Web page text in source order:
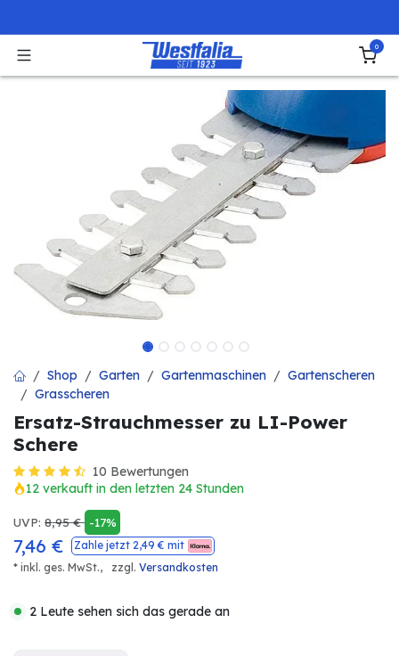
0
Shop Garten Gartenmaschinen
Gartenscheren
Grasscheren
Ersatz-Strauchmesser zu LI-Power
Schere
10 Bewertungen
12 verkauft in den letzten 24 Stunden
UVP: 8,95€ -17%
7,46 € Zahle jetzt 2,49 € mit
* inkl. ges. MwSt.,
zzgl. Versandkosten
2 Leute sehen sich das gerade an